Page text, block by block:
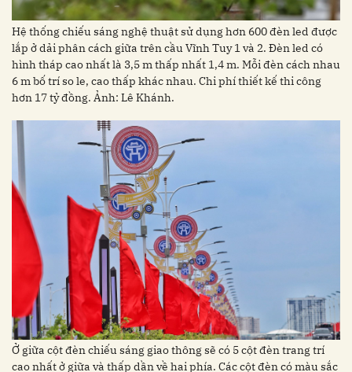
Hệ thống chiếu sáng nghệ thuật sử dụng hơn 600 đèn led được
lắp ở dải phân cách giữa trên cầu Vĩnh Tuy 1 và 2. Đèn led có
hình tháp cao nhất là 3,5 m thấp nhất 1,4 m. Mỗi đèn cách nhau
6 m bố trí so le, cao thấp khác nhau. Chi phí thiết kế thi công
hơn 17 tỷ đồng. Ảnh: Lê Khánh.
Ở giữa cột đèn chiếu sáng giao thông sẽ có 5 cột đèn trang trí
cao nhất ở giữa và thấp dần về hai phía. Các cột đèn có màu sắc